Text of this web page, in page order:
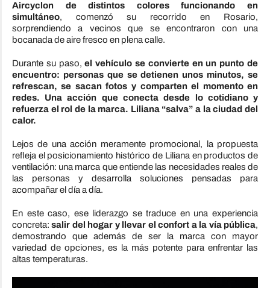
Aircyclon de distintos colores funcionando en
simultáneo, comenzó su recorrido en Rosario,
sorprendiendo a vecinos que se encontraron con una
bocanada de aire fresco en plena calle.
Durante su paso,el vehículo se convierte en un punto de
encuentro: personas que se detienen unos minutos, se
refrescan, se sacan fotos y comparten el momento en
redes. Una acción que conecta desde lo cotidiano y
refuerza el rol de la marca. Liliana “salva” a la ciudad del
calor.
Lejos de una acción meramente promocional, la propuesta
refleja el posicionamiento histórico de Liliana en productos de
ventilación: una marca que entiende las necesidades reales de
las personas y desarrolla soluciones pensadas para
acompañar el día a día.
En este caso, ese liderazgo se traduce en una experiencia
concreta:salir del hogar y llevar el confort a la vía pública,
demostrando que además de ser la marca con mayor
variedad de opciones, es la más potente para enfrentar las
altas temperaturas.